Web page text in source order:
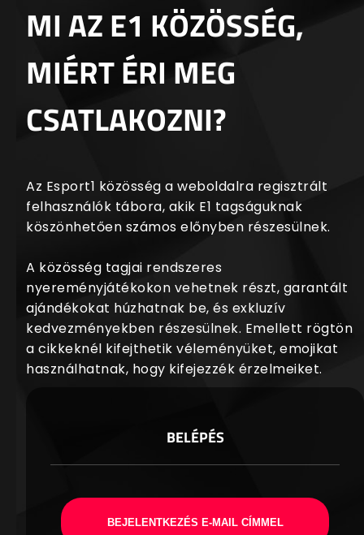
MI AZ E1 KÖZÖSSÉG,
MIÉRT ÉRI MEG
CSATLAKOZNI?
Az Esport1 közösség a weboldalra regisztrált
felhasználók tábora, akik E1 tagságuknak
köszönhetően számos előnyben részesülnek.
A közösség tagjai rendszeres
nyereményjátékokon vehetnek részt, garantált
ajándékokat húzhatnak be, és exkluzív
kedvezményekben részesülnek. Emellett rögtön
a cikkeknél kifejthetik véleményüket, emojikat
használhatnak, hogy kifejezzék érzelmeiket.
BELÉPÉS
BEJELENTKEZÉS E-MAIL CÍMMEL